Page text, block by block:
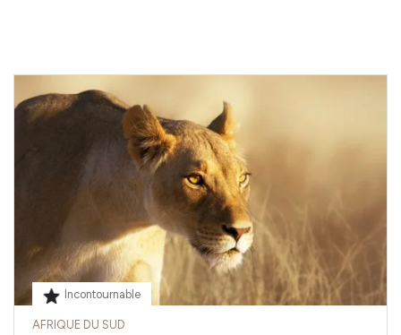
Incontournable
AFRIQUE DU SUD